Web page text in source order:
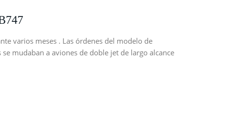
varios meses . Las órdenes del modelo de
mudaban a aviones de doble jet de largo alcance